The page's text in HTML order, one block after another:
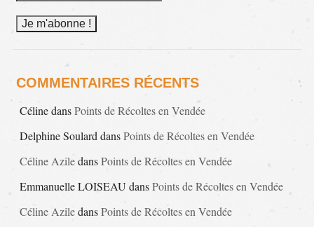
COMMENTAIRES RÉCENTS
CélinedansPoints de Récoltes en Vendée
Delphine Soulard dansPoints de Récoltes en Vendée
Céline AziledansPoints de Récoltes en Vendée
Emmanuelle LOISEAU dansPoints de Récoltes en Vendée
Céline AziledansPoints de Récoltes en Vendée